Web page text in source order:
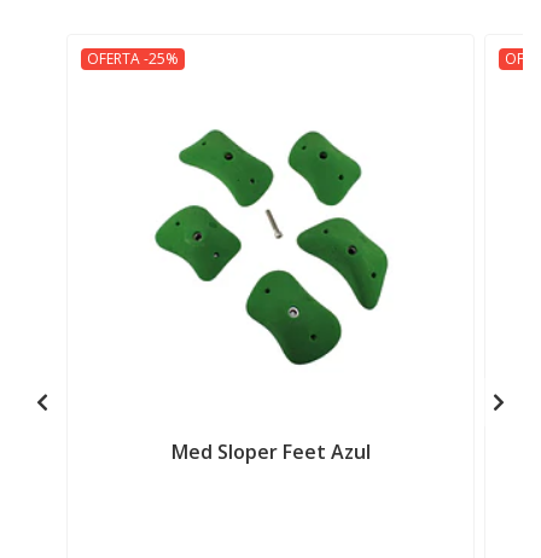
OFERTA -25%
Med Sloper Feet Azul